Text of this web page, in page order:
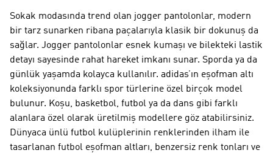
Sokak modasında trend olan jogger pantolonlar, modern
bir tarz sunarken ribana paçalarıyla klasik bir dokunuş da
sağlar. Jogger pantolonlar esnek kumaşı ve bilekteki lastik
detayı sayesinde rahat hareket imkanı sunar. Sporda ya da
günlük yaşamda kolayca kullanılır. adidas’ın eşofman altı
koleksiyonunda farklı spor türlerine özel birçok model
bulunur. Koşu, basketbol, futbol ya da dans gibi farklı
alanlara özel olarak üretilmiş modellere göz atabilirsiniz.
Dünyaca ünlü futbol kulüplerinin renklerinden ilham ile
tasarlanan futbol eşofman altları, benzersiz renk tonları ve